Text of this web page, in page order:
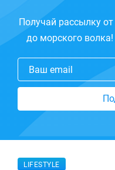
Получай рассылку
до морского
Ваш email
LIFESTYLE